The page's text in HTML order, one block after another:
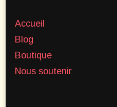
Accueil
Blog
Boutique
Nous soutenir